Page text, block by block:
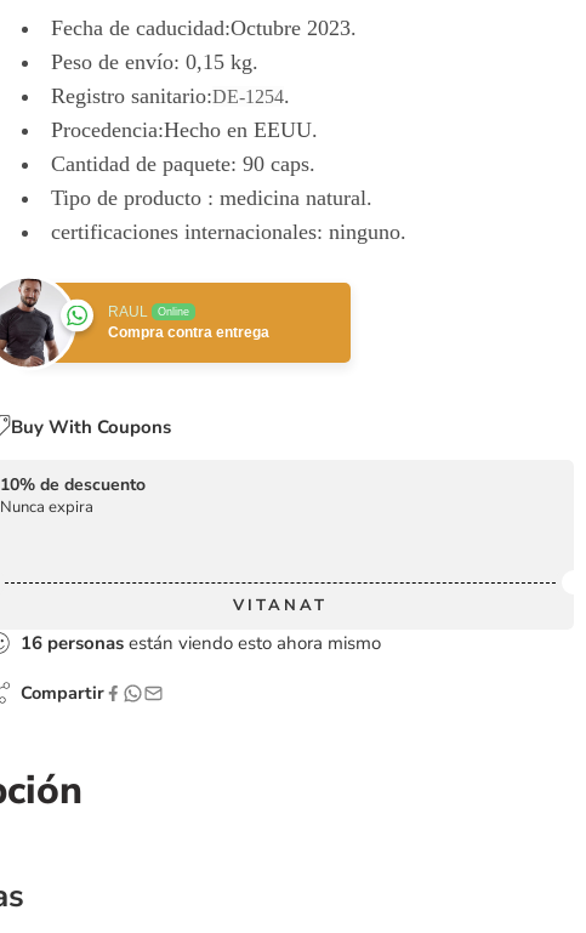
Fecha de caducidad:Octubre 2023.
Peso de envío: 0,15 kg.
Registro sanitario:DE-1254.
Procedencia:Hecho en EEUU.
Cantidad de paquete: 90 caps.
Tipo de producto : medicina natural.
certificaciones internacionales: ninguno.
RAUL Online
Compra contra entrega
Buy With Coupons
10% de descuento
Nunca expira
VITANAT
16 personas están viendo esto ahora mismo
Compartir